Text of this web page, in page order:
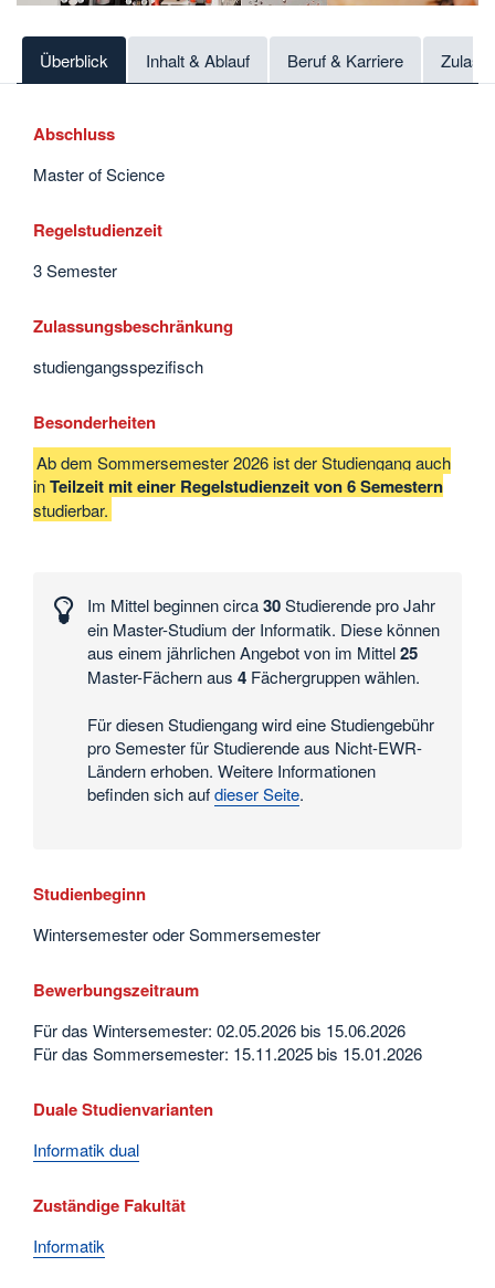
Überblick Inhalt & Ablauf Beruf & Karriere
Abschluss
Master of Science
Regelstudienzeit
3 Semester
Zulassungsbeschränkung
studiengangsspezifisch
Besonderheiten
Ab dem Sommersemester 2026 ist der Studiengang auch
inTeilzeit mit einer Regelstudienzeit von 6 Semestern
studierbar.
und
Im Mittel beginnen circa30Studierende pro Jahr
ein Master-Studium der Informatik. Diese können
aus einem jährlichen Angebot von im Mittel25
Master-Fächern aus 4 Fächergruppen wählen.
Für diesen Studiengang wird eine Studiengebühr
pro Semester für Studierende aus Nicht-EWR-
Ländern erhoben. Weitere Informationen
befinden sich aufdieser Seite.
Studienbeginn
Wintersemester oder Sommersemester
Bewerbungszeitraum
Für das Wintersemester: 02.05.2026 bis 15.06.2026
Für das Sommersemester: 15.11.2025 bis 15.01.2026
Duale Studienvarianten
Informatik dual
Zuständige Fakultät
Informatik